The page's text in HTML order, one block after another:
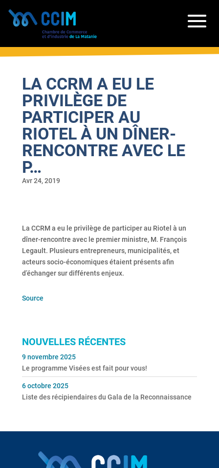
LA CCRM A EU LE
PRIVILÈGE DE
PARTICIPER AU
RIOTEL À UN DÎNER-
RENCONTRE AVEC LE
P…
Avr 24, 2019
La CCRM a eu le privilège de participer au Riotel à un
dîner-rencontre avec le premier ministre, M. François
Legault. Plusieurs entrepreneurs, municipalités, et
acteurs socio-économiques étaient présents afin
d’échanger sur différents enjeux.
Source
NOUVELLES RÉCENTES
Le programme Visées est fait pour vous!
9 novembre 2025
Liste des récipiendaires du Gala de la Reconnaissance
6 octobre 2025